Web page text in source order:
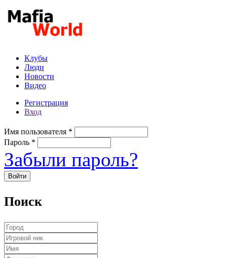
Перейти к основному содержанию
Клубы
Люди
Новости
Видео
Регистрация
Вход
Имя пользователя *
Пароль *
Забыли пароль?
Поиск